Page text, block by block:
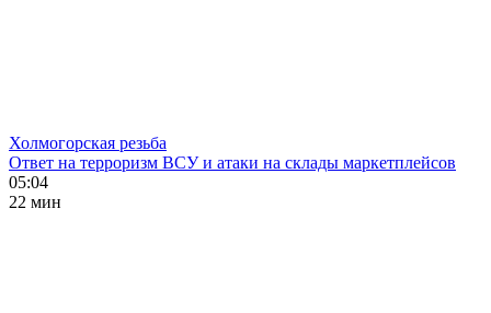
Холмогорская резьба
Ответ на терроризм ВСУ и атаки на склады маркетплейсов
05:04
22 мин